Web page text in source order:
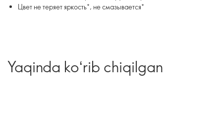
Цвет не теряет яркость*, не смазывается*
Yaqinda koʻrib chiqilgan